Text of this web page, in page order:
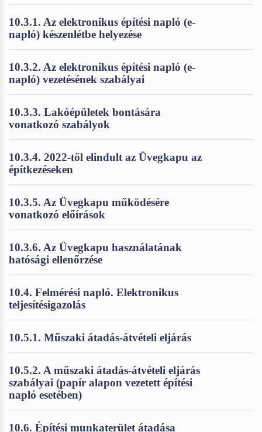
10.3.1. Az elektronikus építési napló (e-
napló) készenlétbe helyezése
10.3.2. Az elektronikus építési napló (e-
napló) vezetésének szabályai
10.3.3. Lakóépületek bontására
vonatkozó szabályok
10.3.4. 2022-től elindult az Üvegkapu az
építkezéseken
10.3.5. Az Üvegkapu működésére
vonatkozó előírások
10.3.6. Az Üvegkapu használatának
hatósági ellenőrzése
10.4. Felmérési napló. Elektronikus
teljesítésigazolás
10.5.1. Műszaki átadás-átvételi eljárás
10.5.2. A műszaki átadás-átvételi eljárás
szabályai (papír alapon vezetett építési
napló esetében)
10.6. Építési munkaterület átadása